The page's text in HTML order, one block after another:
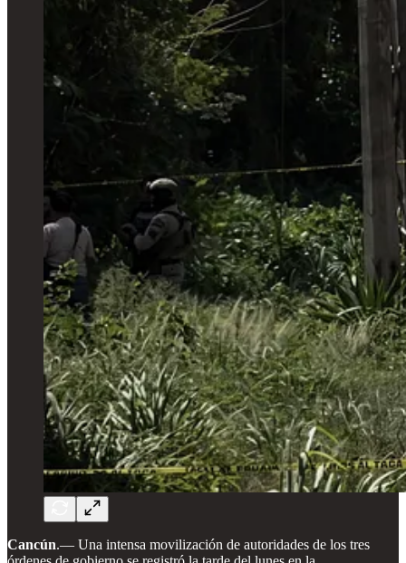
Cancún.— Una intensa movilización de autoridades de los tres